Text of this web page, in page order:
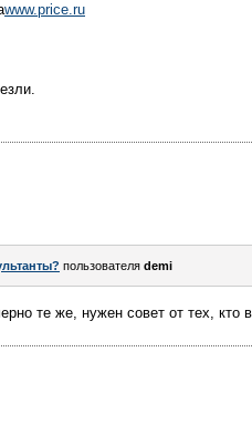
www.price.ru
пользователя demi
те же, нужен совет от тех, кто